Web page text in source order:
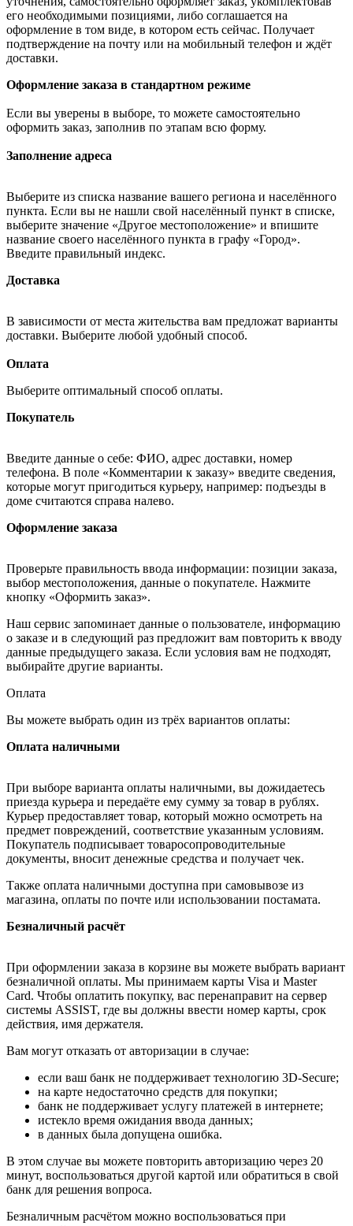
его необходимыми позициями, либо соглашается на
оформление в том виде, в котором есть сейчас. Получает
подтверждение на почту или на мобильный телефон и ждёт
доставки.
Оформление заказа в стандартном режиме
Если вы уверены в выборе, то можете самостоятельно
оформить заказ, заполнив по этапам всю форму.
Заполнение адреса
Выберите из списка название вашего региона и населённого
пункта. Если вы не нашли свой населённый пункт в списке,
выберите значение «Другое местоположение» и впишите
название своего населённого пункта в графу «Город».
Введите правильный индекс.
Доставка
В зависимости от места жительства вам предложат варианты
доставки. Выберите любой удобный способ.
Оплата
Выберите оптимальный способ оплаты.
Покупатель
Введите данные о себе: ФИО, адрес доставки, номер
телефона. В поле «Комментарии к заказу» введите сведения,
которые могут пригодиться курьеру, например: подъезды в
доме считаются справа налево.
Оформление заказа
Проверьте правильность ввода информации: позиции заказа,
выбор местоположения, данные о покупателе. Нажмите
кнопку «Оформить заказ».
Наш сервис запоминает данные о пользователе, информацию
о заказе и в следующий раз предложит вам повторить к вводу
данные предыдущего заказа. Если условия вам не подходят,
выбирайте другие варианты.
Оплата
Вы можете выбрать один из трёх вариантов оплаты:
Оплата наличными
При выборе варианта оплаты наличными, вы дожидаетесь
приезда курьера и передаёте ему сумму за товар в рублях.
Курьер предоставляет товар, который можно осмотреть на
предмет повреждений, соответствие указанным условиям.
Покупатель подписывает товаросопроводительные
документы, вносит денежные средства и получает чек.
Также оплата наличными доступна при самовывозе из
магазина, оплаты по почте или использовании постамата.
Безналичный расчёт
При оформлении заказа в корзине вы можете выбрать вариант
безналичной оплаты. Мы принимаем карты Visa и Master
Card. Чтобы оплатить покупку, вас перенаправит на сервер
системы ASSIST, где вы должны ввести номер карты, срок
действия, имя держателя.
Вам могут отказать от авторизации в случае:
если ваш банк не поддерживает технологию 3D-Secure;
на карте недостаточно средств для покупки;
банк не поддерживает услугу платежей в интернете;
истекло время ожидания ввода данных;
в данных была допущена ошибка.
В этом случае вы можете повторить авторизацию через 20
минут, воспользоваться другой картой или обратиться в свой
банк для решения вопроса.
Безналичным расчётом можно воспользоваться при